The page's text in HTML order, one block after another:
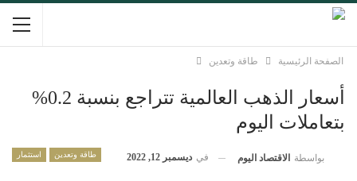
الصفحة الرئيسية طاقة وتعدين
أسعار الذهب العالمية تتراجع بنسبة 0.2%
بتعاملات اليوم
طاقة وتعدين استثمار بواسطة الاقتصاد اليوم في ديسمبر 12, 2022